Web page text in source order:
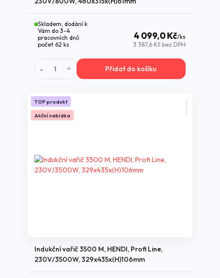
4 099,0 Kč/ks
3 387,6 Kč bez DPH
Skladem, dodání k
Vám do 3-4
pracovních dnů
počet 62 ks
Přidat do košíku
TOP produkt
Akční nabídka
Indukční vařič 3500 M, HENDI, Profi Line,
230V/3500W, 329x435x(H)106mm